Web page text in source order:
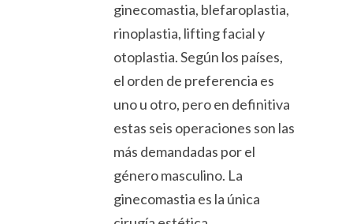
ginecomastia, blefaroplastia,
rinoplastia, lifting facial y
otoplastia. Según los países,
el orden de preferencia es
uno u otro, pero en definitiva
estas seis operaciones son las
más demandadas por el
género masculino. La
ginecomastia es la única